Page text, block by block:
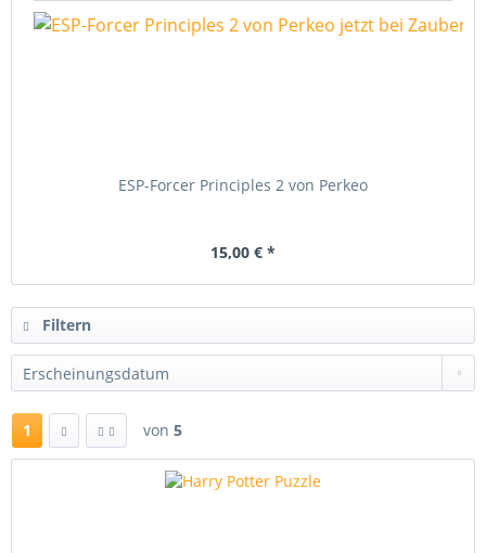
ESP-Forcer Principles 2 von Perkeo
15,00 € *
Filtern
1 von 5